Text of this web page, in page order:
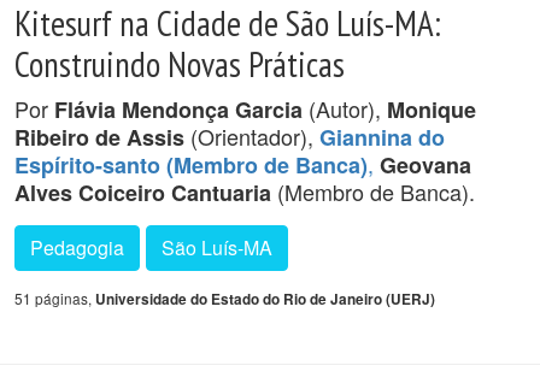
Kitesurf na Cidade de São Luís-MA:
Construindo Novas Práticas
Por Flávia Mendonça Garcia (Autor), Monique
Ribeiro de Assis (Orientador), Giannina do
Espírito-santo (Membro de Banca), Geovana
Alves Coiceiro Cantuaria (Membro de Banca).
Pedagogia São Luís-MA
51 páginas, Universidade do Estado do Rio de Janeiro (UERJ)